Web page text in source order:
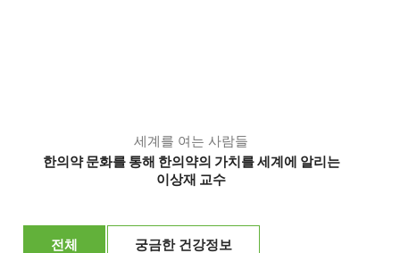
세계를 여는 사람들
한의약 문화를 통해 한의약의 가치를 세계에 알리는
이상재 교수
전체 궁금한 건강정보